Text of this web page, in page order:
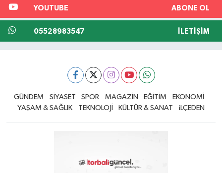
YOUTUBE ABONE OL
05528983547 İLETIŞIM
GÜNDEM SİYASET SPOR MAGAZİN EĞİTİM
EKONOMİ
YAŞAM & SAĞLIK
TEKNOLOJİ KÜLTÜR & SANAT iLÇEDEN